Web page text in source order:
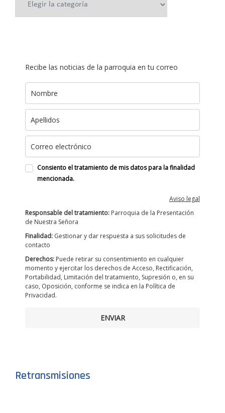
Recibe las noticias de la parroquia en tu correo
Consiento el tratamiento de mis datos para la finalidad
mencionada.
Aviso legal
Responsable del tratamiento: Parroquia de la Presentación
de Nuestra Señora
Finalidad: Gestionar y dar respuesta a sus solicitudes de
contacto
Derechos: Puede retirar su consentimiento en cualquier
momento y ejercitar los derechos de Acceso, Rectificación,
Portabilidad, Limitación del tratamiento, Supresión o, en su
caso, Oposición, conforme se indica en la Política de
Privacidad.
ENVIAR
Retransmisiones